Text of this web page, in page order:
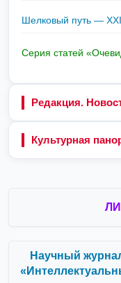
Шелковый путь —
Серия статей
Редакция.
Культурная
Научный